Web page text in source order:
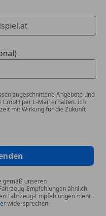
und finden Sie Ihr
zugeschnittene Angebote und
per E-Mail erhalten. Ich
mit Wirkung für die Zukunft
gemäß unseren
Empfehlungen ähnlich
Fahrzeug-Empfehlungen mehr
widersprechen.